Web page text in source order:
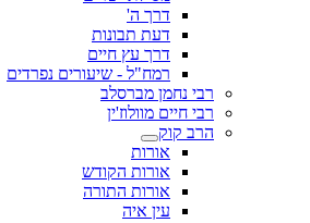
דרך ה'
דעת תבונות
דרך עץ חיים
רמח"ל - שיעורים נפרדים
רבי נחמן מברסלב
רבי חיים מוולוז'ין
הרב קוק
אורות
אורות הקודש
אורות התורה
עין איה